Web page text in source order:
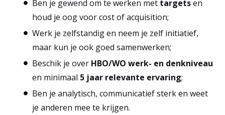
Ben je gewend om te werken met targetsen
houd je oog voor cost of acquisition;
Werk je zelfstandig en neem je zelf initiatief,
maar kun je ook goed samenwerken;
Beschik je over HBO/WO werk- en denkniveau
en minimaal 5 jaar relevante ervaring;
Ben je analytisch, communicatief sterk en weet
je anderen mee te krijgen.